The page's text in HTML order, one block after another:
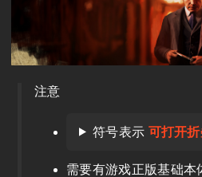
注意
符号表示 可打开
需要有游戏正版基础本